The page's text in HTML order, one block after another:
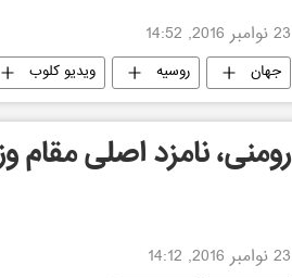
23 نوامبر 2016, 14:52
جهان روسیه ویدیو کلوب
رومنی، نامزد اصلی مقام
23 نوامبر 2016, 14:12